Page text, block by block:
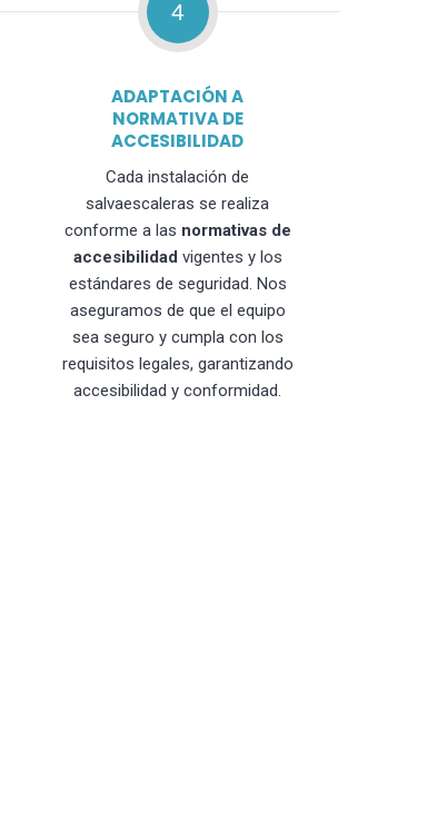
4
ADAPTACIÓN A
NORMATIVA DE
ACCESIBILIDAD
Cada instalación de
salvaescaleras se realiza
conforme a las normativas de
accesibilidad vigentes y los
estándares de seguridad. Nos
aseguramos de que el equipo
sea seguro y cumpla con los
requisitos legales, garantizando
accesibilidad y conformidad.